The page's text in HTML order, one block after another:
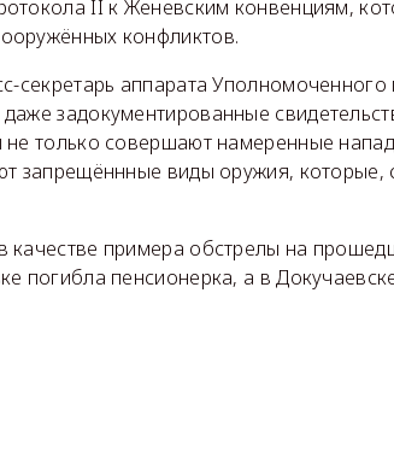
II к Женевским конвенциям,
конфликтов.
секретарь аппарата
задокументированные
не только совершают намеренные
запрещённные виды оружия,
примера обстрелы на
погибла пенсионерка, а в